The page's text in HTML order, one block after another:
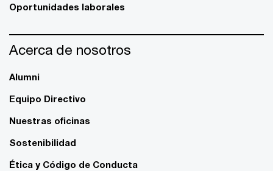
Oportunidades laborales
Acerca de nosotros
Alumni
Equipo Directivo
Nuestras oficinas
Sostenibilidad
Ética y Código de Conducta